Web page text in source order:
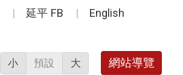
延平 FB English
小 預設 大 網站導覽